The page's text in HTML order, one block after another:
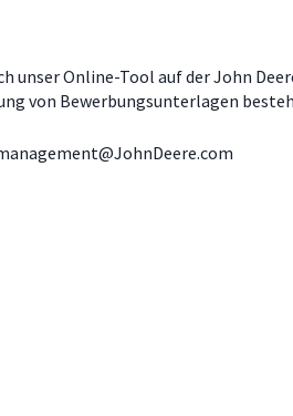
Online-Tool auf der John
von Bewerbungsunterlagen